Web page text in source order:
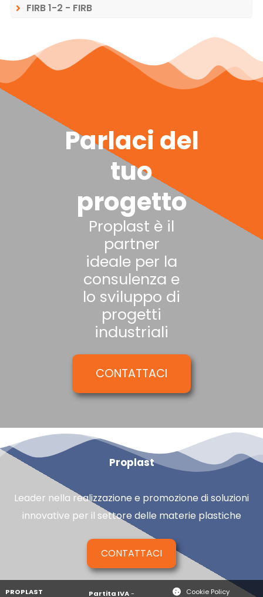
FIRB 1-2 - FIRB
Parlaci del
tuo
progetto
Proplast è il
partner
ideale per la
consulenza e
lo sviluppo di
progetti
industriali
CONTATTACI
Proplast
Leader nella realizzazione e promozione di soluzioni
innovative per il settore delle materie plastiche
CONTATTACI
PROPLAST Partita IVA- Cookie Policy